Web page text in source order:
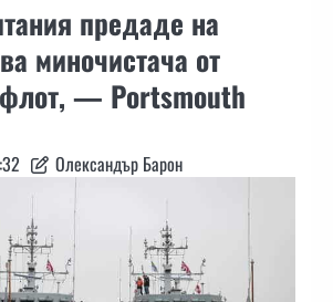
предаде на
миночистача от
— Portsmouth
Олександър Барон